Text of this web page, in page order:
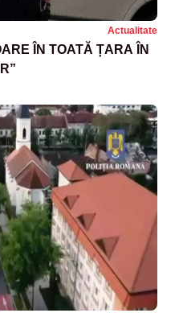
Actualitate
ÎN TOATĂ ȚARA ÎN